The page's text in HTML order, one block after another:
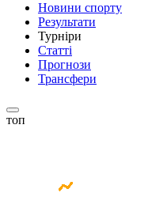
Новини спорту
Результати
Турніри
Статті
Прогнози
Трансфери
топ